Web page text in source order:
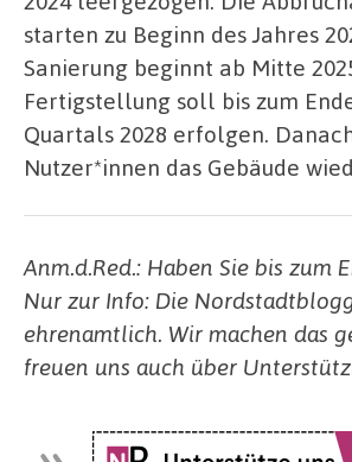
starten zu Beginn des Jahres
Sanierung beginnt ab Mitte
Fertigstellung soll bis zum
Quartals 2028 erfolgen.
Nutzer*innen das Gebäude
Anm.d.Red.: Haben Sie bis zum
Nur zur Info: Die
ehrenamtlich. Wir machen das
freuen uns auch über